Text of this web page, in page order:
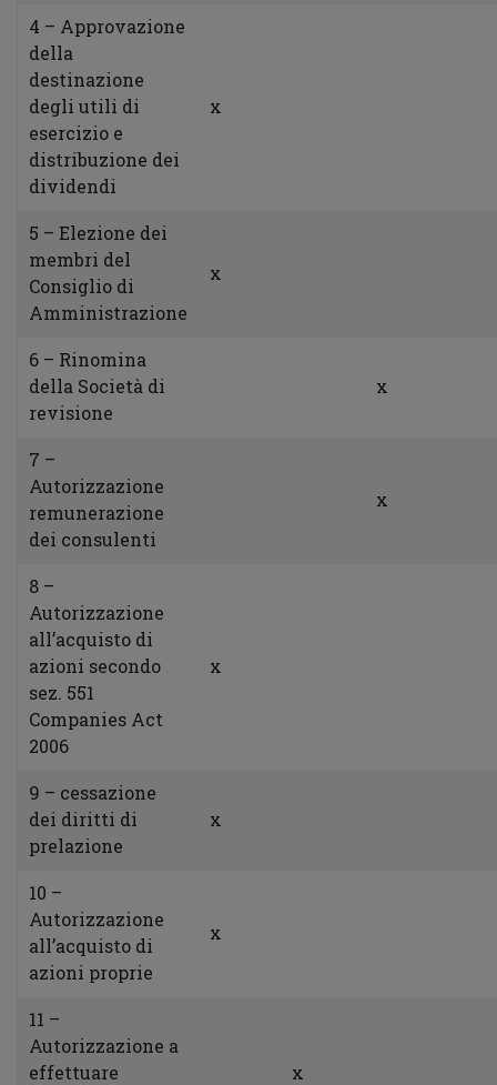
4 – Approvazione
della
destinazione
degli utili di
esercizio e
distribuzione dei
dividendi
x
5 – Elezione dei
membri del
Consiglio di
Amministrazione
x
6 – Rinomina
della Società di
revisione
x
7 –
Autorizzazione
remunerazione
dei consulenti
x
8 –
Autorizzazione
all’acquisto di
azioni secondo
sez. 551
Companies Act
2006
x
9 – cessazione
dei diritti di
prelazione
x
10 –
Autorizzazione
all’acquisto di
azioni proprie
x
11 –
Autorizzazione a
effettuare
x